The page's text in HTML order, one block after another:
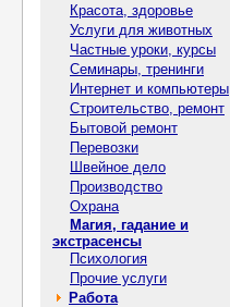
Красота, здоровье
Услуги для животных
Частные уроки, курсы
Семинары, тренинги
Интернет и компьютеры
Строительство, ремонт
Бытовой ремонт
Перевозки
Швейное дело
Производство
Охрана
Магия, гадание и
экстрасенсы
Психология
Прочие услуги
Работа